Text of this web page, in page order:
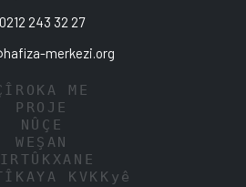
0212 243 32 27
merkezi.org
ME
PROJE
NÛÇE
WEŞAN
KVKKyê